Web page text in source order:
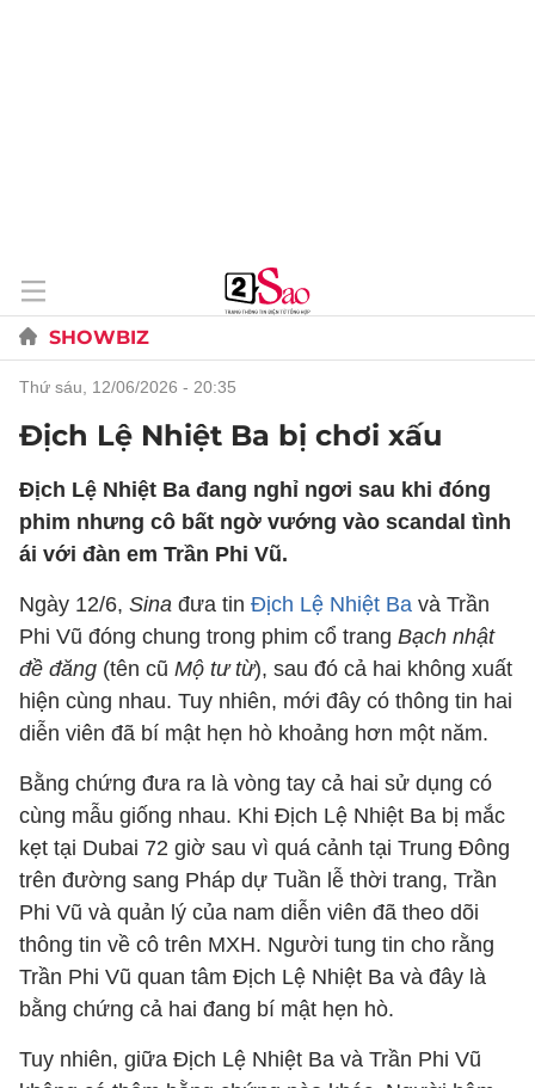
SHOWBIZ
thứ sáu, 12/06/2026 - 20:35
Địch Lệ Nhiệt Ba bị chơi xấu
Địch Lệ Nhiệt Ba đang nghỉ ngơi sau khi đóng
phim nhưng cô bất ngờ vướng vào scandal tình
ái với đàn em Trần Phi Vũ.
Ngày 12/6, Sina đưa tin Địch Lệ Nhiệt Ba và Trần
Phi Vũ đóng chung trong phim cổ trang Bạch nhật
đề đăng (tên cũ Mộ tư từ), sau đó cả hai không xuất
hiện cùng nhau. Tuy nhiên, mới đây có thông tin hai
diễn viên đã bí mật hẹn hò khoảng hơn một năm.
Bằng chứng đưa ra là vòng tay cả hai sử dụng có
cùng mẫu giống nhau. Khi Địch Lệ Nhiệt Ba bị mắc
kẹt tại Dubai 72 giờ sau vì quá cảnh tại Trung Đông
trên đường sang Pháp dự Tuần lễ thời trang, Trần
Phi Vũ và quản lý của nam diễn viên đã theo dõi
thông tin về cô trên MXH. Người tung tin cho rằng
Trần Phi Vũ quan tâm Địch Lệ Nhiệt Ba và đây là
bằng chứng cả hai đang bí mật hẹn hò.
Tuy nhiên, giữa Địch Lệ Nhiệt Ba và Trần Phi Vũ